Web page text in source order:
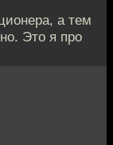
а тем
Это я про